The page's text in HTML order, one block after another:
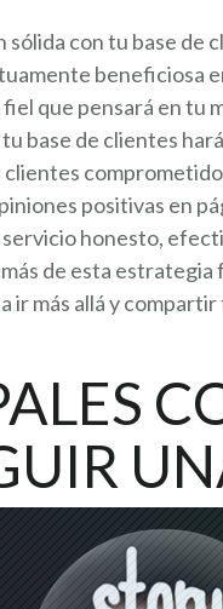
sólida con tu base
beneficiosa
que pensará en
base de clientes
positivas en
honesto,
de esta
ir más allá y